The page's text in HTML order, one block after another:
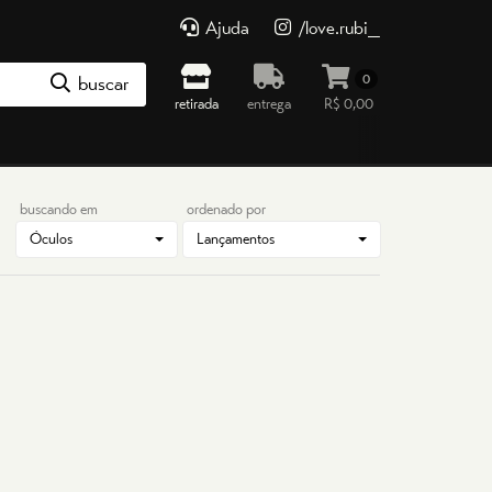
/love.rubi_
Ajuda
buscar
retirada entrega
0
R$ 0,00
buscando em
Óculos
ordenado por
Lançamentos